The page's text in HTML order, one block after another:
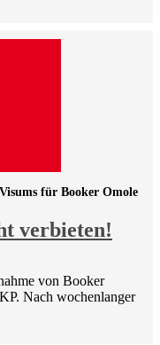
verbieten!
für Booker Omole
von Booker
Nach wochenlanger